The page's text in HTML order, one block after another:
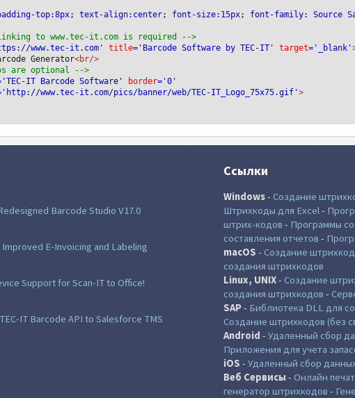
top:8px; text-align:center; font-size:15px; font-family: Source
to www.tec-it.com is required -->
www.tec-it.com' title='Barcode Software by TEC-IT' target='_blank'
Generator<br/>
are optional -->
IT Barcode Software' border='0'
www.tec-it.com/pics/banner/web/TEC-IT_Logo_75x75.gif'>
Barcode Studio V17.0
Improved E-Invoicing and Labeling
Support for Scan-IT to Office!
IT Barcode API to Salesforce TMS
Ссылки
Windows- Создание
Штрихкоды для Excel-
штрих-кодов - Программы
составления отчетов -
macOS - Создание
создания штрихкодов
Linux, UNIX- Создание
создания штрихкодов -
SAP- Библиотека DLL для
Создание штрихкодов (без
Android - Удаленный сбор
Приложения для учета
iOS - Удаленный сбор
Веб Сервисы - Онлайн
генератор штрихкодов -